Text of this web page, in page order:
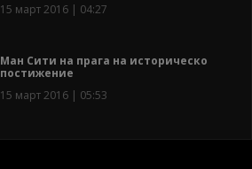
15 март 2016 | 04:27
Ман Сити на прага на историческо
постижение
15 март 2016 | 05:53